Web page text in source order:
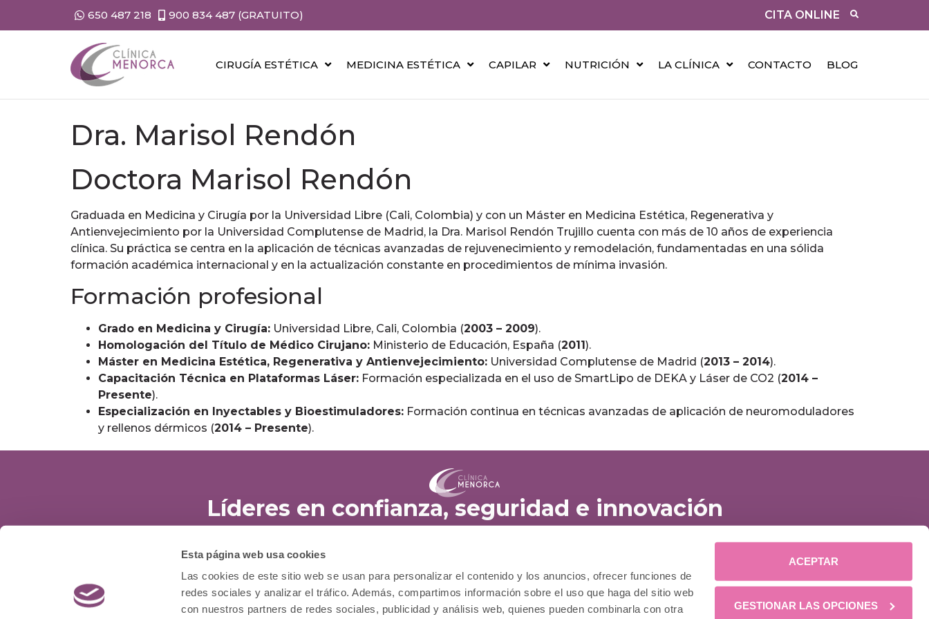
Esta página web usa cookies
Las cookies de este sitio web se usan para personalizar el contenido y los anuncios, ofrecer funciones de
redes sociales y analizar el tráfico. Además, compartimos información sobre el uso que haga del sitio web
con nuestros partners de redes sociales, publicidad y análisis web, quienes pueden combinarla con otra
ACEPTAR
GESTIONAR LAS OPCIONES
650 487 218 900 834 487 (GRATUITO) CITA ONLINE
CIRUGÍA ESTÉTICA MEDICINA ESTÉTICA CAPILAR NUTRICIÓN LA CLÍNICA CONTACTO BLOG
Dra. Marisol Rendón
Doctora Marisol Rendón
Graduada en Medicina y Cirugía por la Universidad Libre (Cali, Colombia) y con un Máster en Medicina Estética, Regenerativa y
Antienvejecimiento por la Universidad Complutense de Madrid, la Dra. Marisol Rendón Trujillo cuenta con más de 10 años de experiencia
clínica. Su práctica se centra en la aplicación de técnicas avanzadas de rejuvenecimiento y remodelación, fundamentadas en una sólida
formación académica internacional y en la actualización constante en procedimientos de mínima invasión.
Formación profesional
Grado en Medicina y Cirugía: Universidad Libre, Cali, Colombia (2003 – 2009).
Homologación del Título de Médico Cirujano: Ministerio de Educación, España (2011 ).
Máster en Medicina Estética, Regenerativa y Antienvejecimiento: Universidad Complutense de Madrid (2013 – 2014).
Capacitación Técnica en Plataformas Láser: Formación especializada en el uso de SmartLipo de DEKA y Láser de CO2 (2014 –
Presente).
Especialización en Inyectables y Bioestimuladores: Formación continua en técnicas avanzadas de aplicación de neuromoduladores
y rellenos dérmicos (2014 – Presente).
Líderes en confianza, seguridad e innovación
Calle Menorca, 12
28009, Madrid
91 504 13 59
900 834 487 (gratuito)
650 487 218
Cirugía estética
Medicina estética
Capilar
Equipo médico
Instalaciones
Financiación